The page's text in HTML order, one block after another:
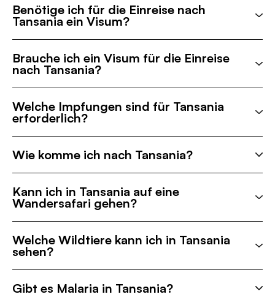
Benötige ich für die Einreise nach
Tansania ein Visum?
Brauche ich ein Visum für die Einreise
nach Tansania?
Welche Impfungen sind für Tansania
erforderlich?
Wie komme ich nach Tansania?
Kann ich in Tansania auf eine
Wandersafari gehen?
Welche Wildtiere kann ich in Tansania
sehen?
Gibt es Malaria in Tansania?